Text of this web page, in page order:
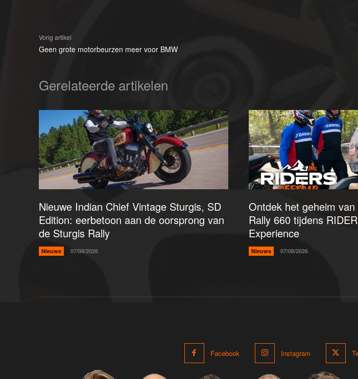
Vorig artikel
Geen grote motorbeurzen meer voor BMW
Gerelateerde artikelen
Nieuwe Indian Chief Vintage Sturgis, SD
Edition: eerbetoon aan de oorsprong van
de Sturgis Rally
Nieuws 07/08/2026
Ontdek het geheim
Rally 660 tijdens
Experience
Nieuws 07/08/2026
Facebook Instagram